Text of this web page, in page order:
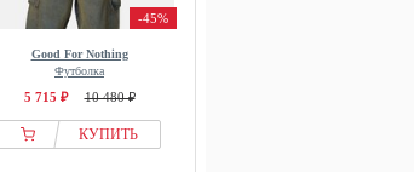
-45%
Good For Nothing
Футболка
5 715 ₽ 10 480 ₽
КУПИТЬ